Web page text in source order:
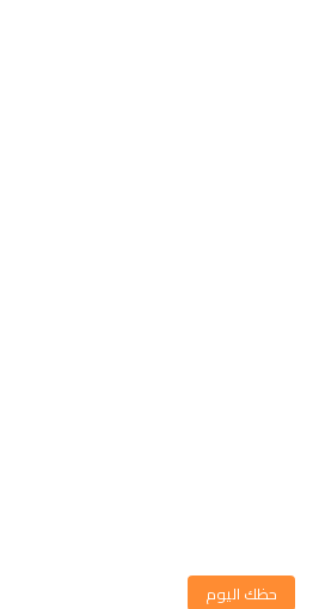
حظك اليوم